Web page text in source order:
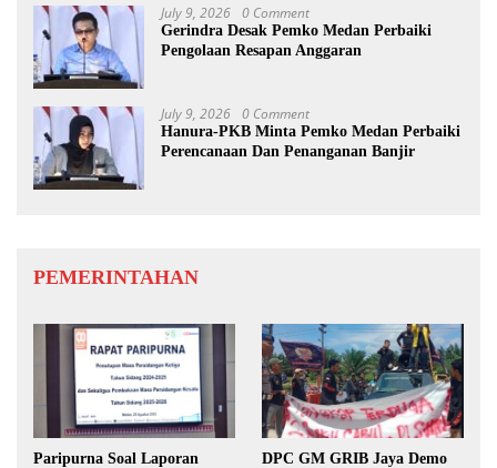
July 9, 2026 0 Comment
Gerindra Desak Pemko Medan Perbaiki
Pengolaan Resapan Anggaran
July 9, 2026 0 Comment
Hanura-PKB Minta Pemko Medan Perbaiki
Perencanaan Dan Penanganan Banjir
PEMERINTAHAN
Paripurna Soal Laporan
DPC GM GRIB Jaya Demo